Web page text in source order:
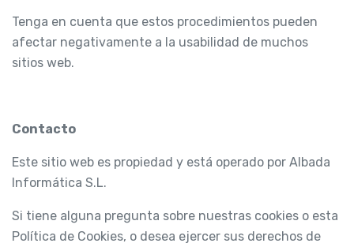
Tenga en cuenta que estos procedimientos pueden
afectar negativamente a la usabilidad de muchos
sitios web.
Contacto
Este sitio web es propiedad y está operado por Albada
Informática S.L.
Si tiene alguna pregunta sobre nuestras cookies o esta
Política de Cookies, o desea ejercer sus derechos de